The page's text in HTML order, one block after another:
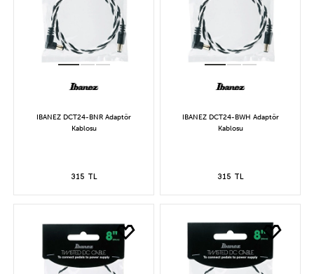
IBANEZ DCT24-BNR Adaptör
Kablosu
315 TL
IBANEZ DCT24-BWH Adaptör
Kablosu
315 TL